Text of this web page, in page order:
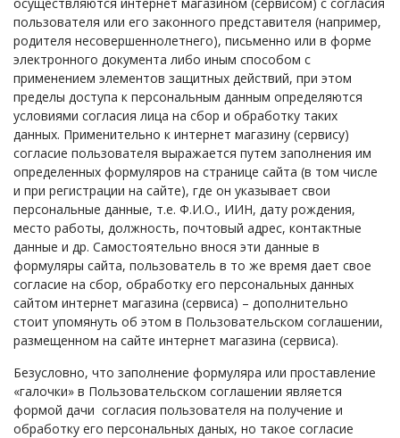
пользователя или его законного представителя (например,
родителя несовершеннолетнего), письменно или в форме
электронного документа либо иным способом с
применением элементов защитных действий, при этом
пределы доступа к персональным данным определяются
условиями согласия лица на сбор и обработку таких
данных. Применительно к интернет магазину (сервису)
согласие пользователя выражается путем заполнения им
определенных формуляров на странице сайта (в том числе
и при регистрации на сайте), где он указывает свои
персональные данные, т.е. Ф.И.О., ИИН, дату рождения,
место работы, должность, почтовый адрес, контактные
данные и др. Самостоятельно внося эти данные в
формуляры сайта, пользователь в то же время дает свое
согласие на сбор, обработку его персональных данных
сайтом интернет магазина (сервиса) – дополнительно
стоит упомянуть об этом в Пользовательском соглашении,
размещенном на сайте интернет магазина (сервиса).
Безусловно, что заполнение формуляра или проставление
«галочки» в Пользовательском соглашении является
формой дачи согласия пользователя на получение и
обработку его персональных даных, но такое согласие